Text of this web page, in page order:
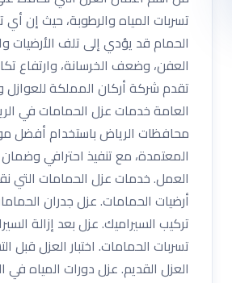
تسربات المياه والرطوبة، حيث إن
الحمام قد يؤدي إلى تلف الأرضيات
العفن، وضعف الخرسانة، وارتفاع
تقدم شركة أركان المملكة للعوازل
العامة خدمات عزل الحمامات في
محافظات الرياض باستخدام أفضل
المعتمدة، مع تنفيذ احترافي
العمل. خدمات عزل الحمامات التي
أرضيات الحمامات. عزل جدران
تركيب السيراميك. عزل بعد إزالة
تسربات الحمامات. اختبار العزل قبل
العزل القديم. عزل دورات المياه في